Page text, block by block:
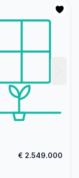
€ 2.549.000